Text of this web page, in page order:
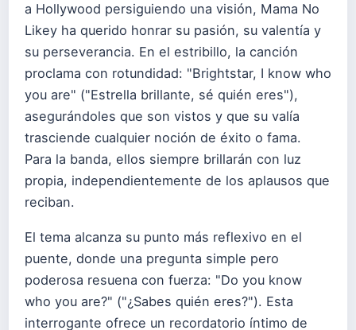
a Hollywood persiguiendo una visión, Mama No
Likey ha querido honrar su pasión, su valentía y
su perseverancia. En el estribillo, la canción
proclama con rotundidad: "Brightstar, I know who
you are" ("Estrella brillante, sé quién eres"),
asegurándoles que son vistos y que su valía
trasciende cualquier noción de éxito o fama.
Para la banda, ellos siempre brillarán con luz
propia, independientemente de los aplausos que
reciban.
El tema alcanza su punto más reflexivo en el
puente, donde una pregunta simple pero
poderosa resuena con fuerza: "Do you know
who you are?" ("¿Sabes quién eres?"). Esta
interrogante ofrece un recordatorio íntimo de